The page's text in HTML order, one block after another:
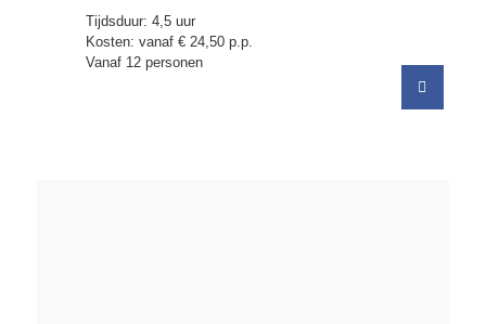
Tijdsduur: 4,5 uur
Kosten: vanaf € 24,50 p.p.
Vanaf 12 personen